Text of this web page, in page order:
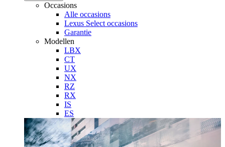
Occasions
Alle occasions(Opent in een nieuw venster)
Lexus Select occasions(Opent in een nieuw
Garantie
Modellen
LBX
CT(Opent in een nieuw venster)
UX
NX
RZ
RX
IS
ES